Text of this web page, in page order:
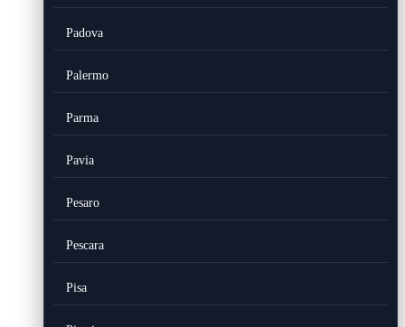
Padova
Palermo
Parma
Pavia
Pesaro
Pescara
Pisa